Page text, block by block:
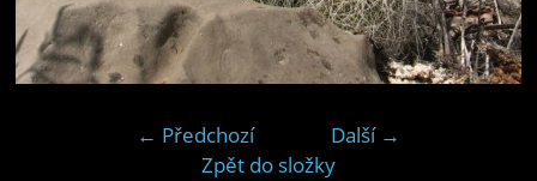
← Předchozí
Další →
Zpět do složky